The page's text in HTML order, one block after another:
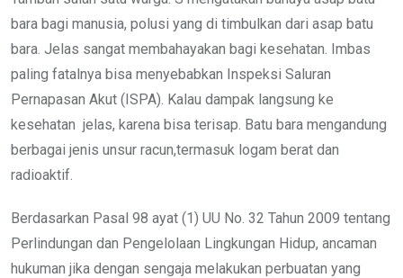
bara bagi manusia, polusi yang di timbulkan dari asap batu
bara. Jelas sangat membahayakan bagi kesehatan. Imbas
paling fatalnya bisa menyebabkan Inspeksi Saluran
Pernapasan Akut (ISPA). Kalau dampak langsung ke
kesehatan jelas, karena bisa terisap. Batu bara mengandung
berbagai jenis unsur racun,termasuk logam berat dan
radioaktif.
Berdasarkan Pasal 98 ayat (1) UU No. 32 Tahun 2009 tentang
Perlindungan dan Pengelolaan Lingkungan Hidup, ancaman
hukuman jika dengan sengaja melakukan perbuatan yang